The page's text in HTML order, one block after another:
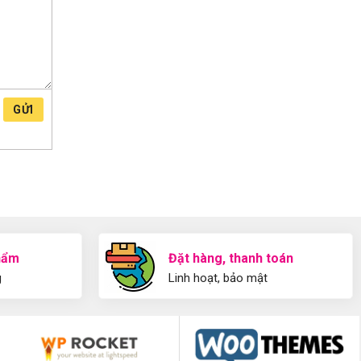
GỬI
Đặt hàng, thanh toán
Linh hoạt, bảo mật